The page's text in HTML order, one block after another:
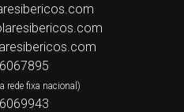
rede fixa nacional)